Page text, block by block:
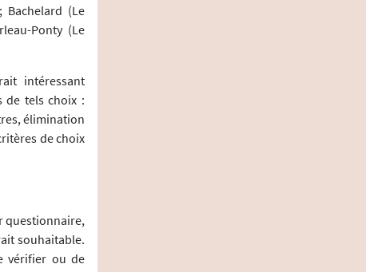
Bachelard (Le
Ponty (Le
intéressant
de tels choix :
élimination
de choix
questionnaire,
souhaitable.
vérifier ou de